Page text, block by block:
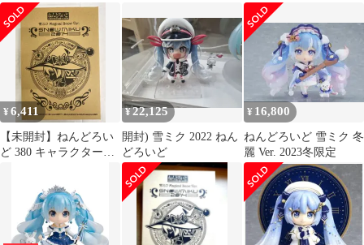
ャラクター・ボーカ
ル・シリーズ01 初音ミ
ク 雪ミク Magical Snow
Ver. ノンスケール
ABS&PVC製 塗装済み
可動フィギュア
ル・シリーズ01 初音ミ
ク 雪ミク Magical Snow
Ver. ノンスケール
ABS&PVC製 塗装済み
可動フィギュア f4u0baa
Grand Voyage Ver. 「キ
ャラクター・ボーカ
ル・シリーズ 01 初音ミ
ク」 SNOW MIKU 2022
＆GOODSMILE
ONLINE SHOP限定
¥6,411
【未開封】ねんどろい
ど 380 キャラクター・
ミク Magical Snow
ver． WF’14冬限定
¥22,125
開封) 雪ミク 2022 ねん
どろいど
¥ 16,800
ねんどろいど 雪ミク 冬
麗 Ver. 2023冬限定